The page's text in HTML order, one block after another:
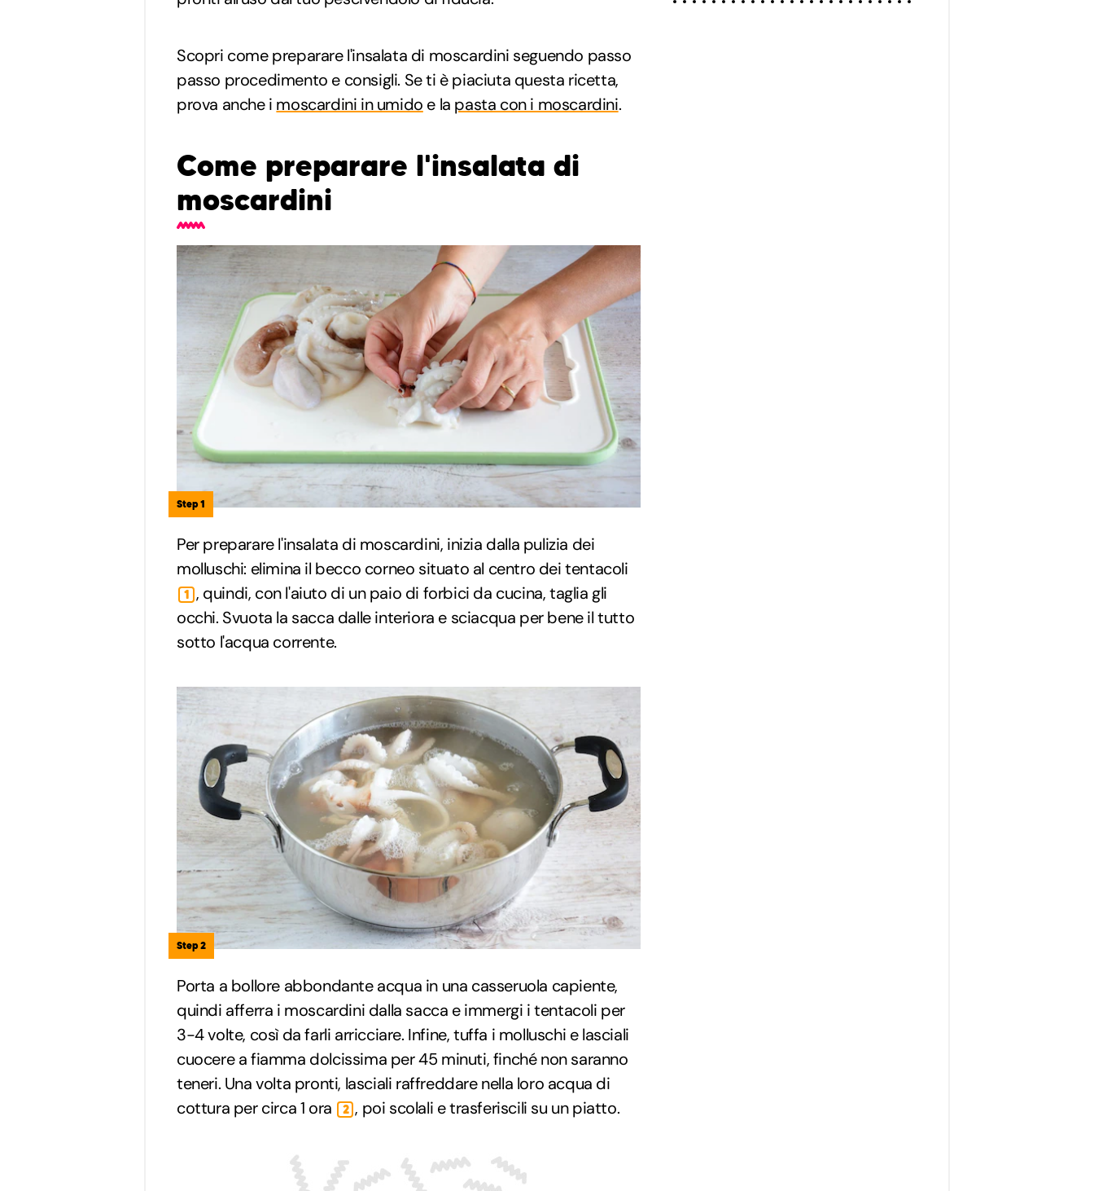
Scopri come preparare l'insalata di moscardini seguendo passo
passo procedimento e consigli. Se ti è piaciuta questa ricetta,
prova anche i moscardini in umido e la pasta con i moscardini.
Come preparare l'insalata di
moscardini
Step 1
Per preparare l'insalata di moscardini, inizia dalla pulizia dei
molluschi: elimina il becco corneo situato al centro dei tentacoli
1 , quindi, con l'aiuto di un paio di forbici da cucina, taglia gli
occhi. Svuota la sacca dalle interiora e sciacqua per bene il tutto
sotto l'acqua corrente.
Step 2
Porta a bollore abbondante acqua in una casseruola capiente,
quindi afferra i moscardini dalla sacca e immergi i tentacoli per
3-4 volte, così da farli arricciare. Infine, tuffa i molluschi e lasciali
cuocere a fiamma dolcissima per 45 minuti, finché non saranno
teneri. Una volta pronti, lasciali raffreddare nella loro acqua di
cottura per circa 1 ora
2 , poi scolali e trasferiscili su un piatto.